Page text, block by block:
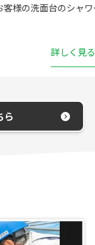
面台のシャワー
詳しく見る
ら